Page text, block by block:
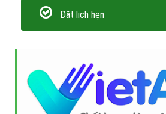
Đặt lịch hẹn